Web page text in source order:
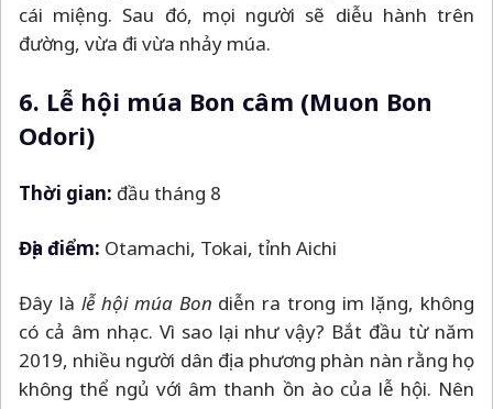
cái miệng. Sau đó, mọi người sẽ diễu hành trên
đường, vừa đi vừa nhảy múa.
6. Lễ hội múa Bon câm (Muon Bon
Odori)
Thời gian: đầu tháng 8
Địa điểm: Otamachi, Tokai, tỉnh Aichi
Đây là lễ hội múa Bon diễn ra trong im lặng, không
có cả âm nhạc. Vì sao lại như vậy? Bắt đầu từ năm
2019, nhiều người dân địa phương phàn nàn rằng họ
không thể ngủ với âm thanh ồn ào của lễ hội. Nên